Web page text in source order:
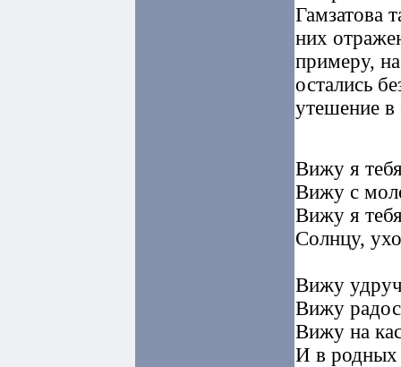
Гамзатова
них
примеру,
остались
утешение в
Вижу я
Вижу с
Вижу я
Солнцу,
Вижу
Вижу
Вижу на
И в родных